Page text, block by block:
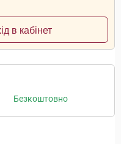
в кабінет
Безкоштовно